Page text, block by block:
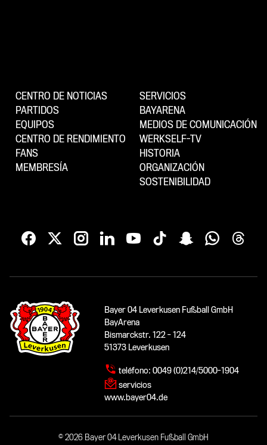
CENTRO DE NOTICIAS
PARTIDOS
EQUIPOS
CENTRO DE RENDIMIENTO
FANS
MEMBRESÍA
SERVICIOS
BAYARENA
MEDIOS DE COMUNICACIÓN
WERKSELF-TV
HISTORIA
ORGANIZACIÓN
SOSTENIBILIDAD
Bayer 04 Leverkusen Fußball GmbH
BayArena
Bismarckstr. 122 - 124
51373 Leverkusen
teléfono: 0049 (0)214/5000-1904
servicios
www.bayer04.de
© 2026 Bayer 04 Leverkusen Fußball GmbH